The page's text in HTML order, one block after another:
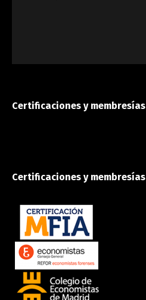
Certificaciones y membresías
Certificaciones y membresías